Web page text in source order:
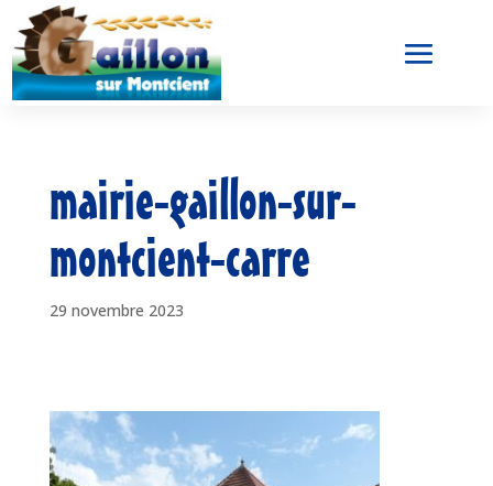
mairie-gaillon-sur-
montcient-carre
29 novembre 2023